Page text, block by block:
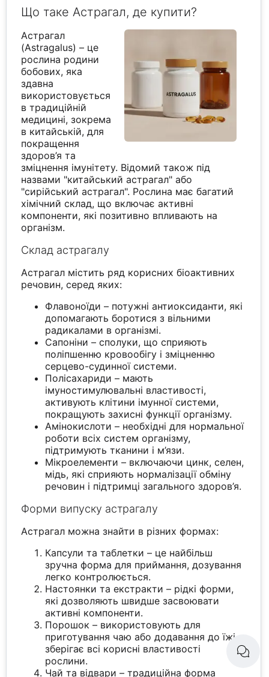
Що таке Астрагал, де купити?
Астрагал
(Astragalus) – це
рослина родини
бобових, яка
здавна
використовується
в традиційній
медицині, зокрема
в китайській, для
покращення
здоров’я та
зміцнення імунітету. Відомий також під
назвами "китайський астрагал" або
"сирійський астрагал". Рослина має багатий
хімічний склад, що включає активні
компоненти, які позитивно впливають на
організм.
Склад астрагалу
Астрагал містить ряд корисних біоактивних
речовин, серед яких:
Флавоноїди – потужні антиоксиданти, які
допомагають боротися з вільними
радикалами в організмі.
Сапоніни – сполуки, що сприяють
поліпшенню кровообігу і зміцненню
серцево-судинної системи.
Полісахариди – мають
імуностимулювальні властивості,
активують клітини імунної системи,
покращують захисні функції організму.
Амінокислоти – необхідні для нормальної
роботи всіх систем організму,
підтримують тканини і м’язи.
Мікроелементи – включаючи цинк, селен,
мідь, які сприяють нормалізації обміну
речовин і підтримці загального здоров’я.
Форми випуску астрагалу
Астрагал можна знайти в різних формах:
Капсули та таблетки – це найбільш
зручна форма для приймання, дозування
легко контролюється.
Настоянки та екстракти – рідкі форми,
які дозволяють швидше засвоювати
активні компоненти.
Порошок – використовують для
приготування чаю або додавання до їжі,
зберігає всі корисні властивості
рослини.
Чай та відвари – традиційна форма